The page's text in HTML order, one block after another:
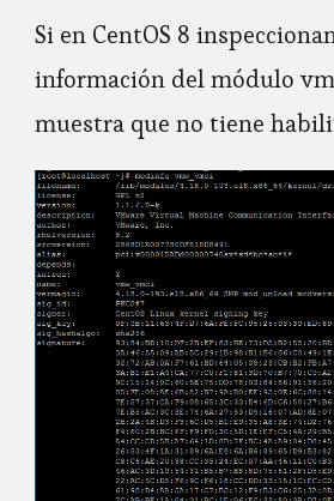
Si en CentOS 8
información del módulo
muestra que no tiene